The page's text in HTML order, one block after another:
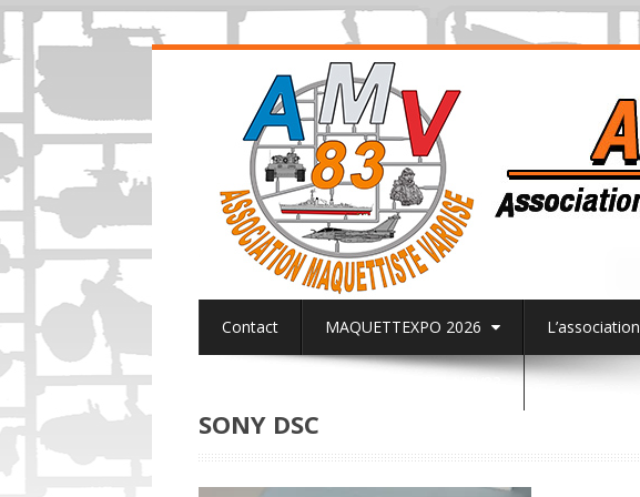
Contact MAQUETTEXPO 2026 L’association
SONY DSC